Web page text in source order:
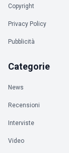
Copyright
Privacy Policy
Pubblicità
Categorie
News
Recensioni
Interviste
Video